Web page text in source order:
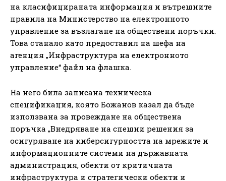
на класифицираната информация и вътрешните
правила на Министерство на електронното
управление за възлагане на обществени поръчки.
Това станало като предоставил на шефа на
агенция „Инфраструктура на електронното
управление“ файл на флашка.
На него била записана техническа
спецификация, която Божанов казал да бъде
използвана за провеждане на обществена
поръчка „Внедряване на спешни решения за
осигуряване на киберсигурността на мрежите и
информационните системи на държавната
администрация, обекти от критичната
инфраструктура и стратегически обекти и